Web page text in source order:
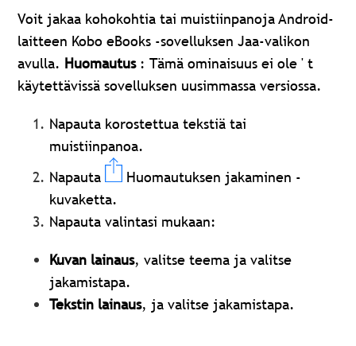
Voit jakaa kohokohtia tai muistiinpanoja Android-
laitteen Kobo eBooks -sovelluksen Jaa-valikon
avulla. Huomautus : Tämä ominaisuus ei ole ' t
käytettävissä sovelluksen uusimmassa versiossa.
Napauta korostettua tekstiä tai
muistiinpanoa.
Napauta
Huomautuksen jakaminen -
kuvaketta.
Napauta valintasi mukaan:
Kuvan lainaus, valitse teema ja valitse
jakamistapa.
Tekstin lainaus, ja valitse jakamistapa.